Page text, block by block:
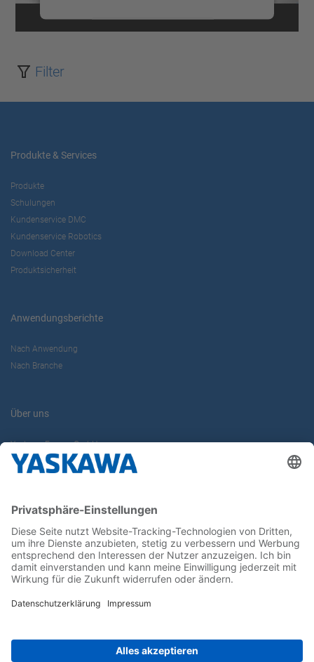
Mehr Informationen
Filter
Produkte & Services
Produkte
Schulungen
Kundenservice DMC
Kundenservice Robotics
Download Center
Produktsicherheit
Anwendungsberichte
Nach Anwendung
Nach Branche
Über uns
Yaskawa Europe GmbH
Karriere
Newsletter
Follow us on...